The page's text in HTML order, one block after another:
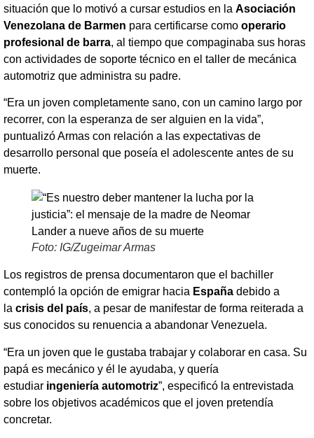
situación que lo motivó a cursar estudios en la Asociación
Venezolana de Barmen para certificarse como operario
profesional de barra, al tiempo que compaginaba sus horas
con actividades de soporte técnico en el taller de mecánica
automotriz que administra su padre.
“Era un joven completamente sano, con un camino largo por
recorrer, con la esperanza de ser alguien en la vida”,
puntualizó Armas con relación a las expectativas de
desarrollo personal que poseía el adolescente antes de su
muerte.
Foto: IG/Zugeimar Armas
Los registros de prensa documentaron que el bachiller
contempló la opción de emigrar hacia España debido a
la crisis del país, a pesar de manifestar de forma reiterada a
sus conocidos su renuencia a abandonar Venezuela.
“Era un joven que le gustaba trabajar y colaborar en casa. Su
papá es mecánico y él le ayudaba, y quería
estudiar ingeniería automotriz”, especificó la entrevistada
sobre los objetivos académicos que el joven pretendía
concretar.